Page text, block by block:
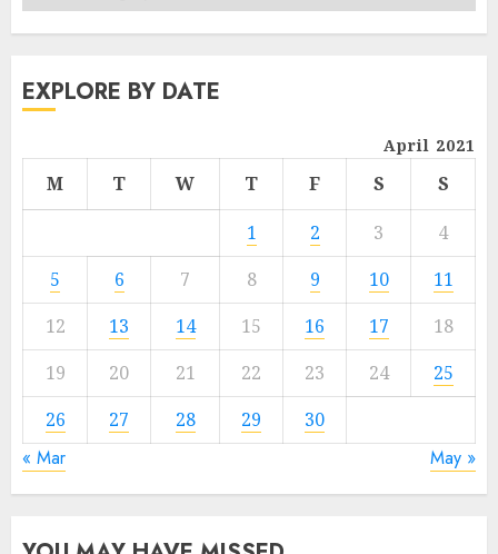
EXPLORE BY DATE
April 2021
M T W T F S
S
1
2 3
4
5
6 7 8 9 10
11
12
13 14 15 16 17
18
19
20 21 22 23 24
25
26
27 28 29 30
« Mar May »